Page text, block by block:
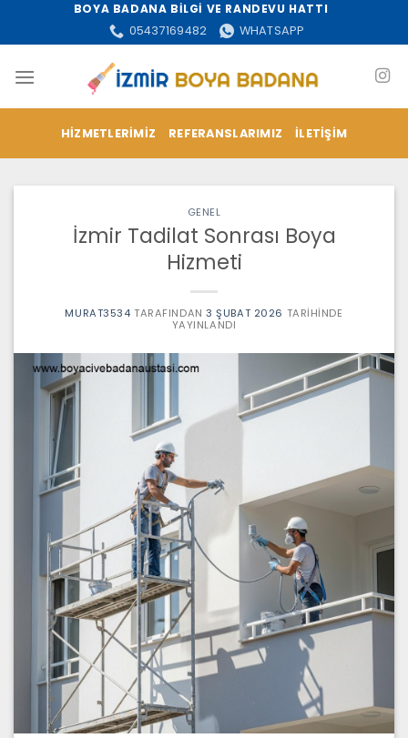
BOYA BADANA BİLGİ VE RANDEVU HATTI
05437169482
WHATSAPP
HIZMETLERIMIZ REFERANSLARIMIZ İLETIŞIM
GENEL
İzmir Tadilat Sonrası Boya
Hizmeti
MURAT3534 TARAFINDAN 3 ŞUBAT 2026 TARIHINDE
YAYINLANDI